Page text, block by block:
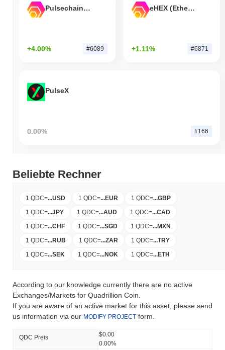
Pulsechain Bridged HEX (Pulsechain)
+4.00% #6089
eHEX (Ethereum)
+1.11% #6871
PulseX
0.00% #166
Beliebte Rechner
1 QDC=...USD 1 QDC=...EUR 1 QDC=...GBP
1 QDC=...JPY 1 QDC=...AUD 1 QDC=...CAD
1 QDC=...CHF 1 QDC=...SGD 1 QDC=...MXN
1 QDC=...RUB 1 QDC=...ZAR 1 QDC=...TRY
1 QDC=...SEK 1 QDC=...NOK 1 QDC=...ETH
According to our knowledge currently there are no active
Exchanges/Markets for Quadrillion Coin.
If you are aware of an active market for this asset, please send
us information via our MODIFY PROJECT form.
QDC Preis
$0.00
0.00%